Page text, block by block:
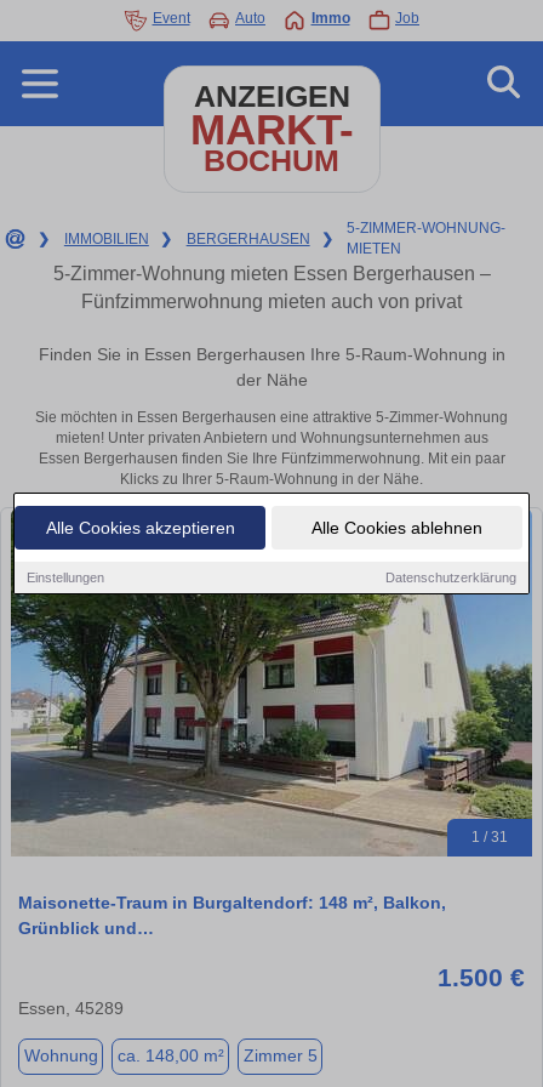
Alle Cookies akzeptieren Alle Cookies ablehnen
Einstellungen Datenschutzerklärung
Event Auto Immo Job
ANZEIGEN
MARKT-
BOCHUM
❯ IMMOBILIEN ❯ BERGERHAUSEN ❯
5-ZIMMER-WOHNUNG-
MIETEN
5-Zimmer-Wohnung mieten Essen Bergerhausen –
Fünfzimmerwohnung mieten auch von privat
Finden Sie in Essen Bergerhausen Ihre 5-Raum-Wohnung in
der Nähe
Sie möchten in Essen Bergerhausen eine attraktive 5-Zimmer-Wohnung
mieten! Unter privaten Anbietern und Wohnungsunternehmen aus
Essen Bergerhausen finden Sie Ihre Fünfzimmerwohnung. Mit ein paar
Klicks zu Ihrer 5-Raum-Wohnung in der Nähe.
1 / 31
Maisonette-Traum in Burgaltendorf: 148 m², Balkon,
Grünblick und…
1.500 €
Essen, 45289
Wohnung ca. 148,00 m² Zimmer 5